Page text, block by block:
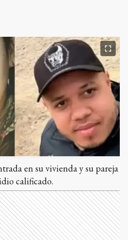
en su vivienda y su pareja
calificado.